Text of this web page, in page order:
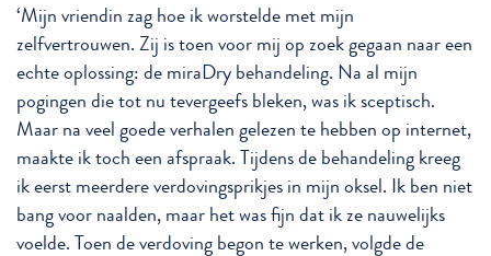
‘Mijn vriendin zag hoe ik worstelde met mijn
zelfvertrouwen. Zij is toen voor mij op zoek gegaan naar een
echte oplossing: de miraDry behandeling. Na al mijn
pogingen die tot nu tevergeefs bleken, was ik sceptisch.
Maar na veel goede verhalen gelezen te hebben op internet,
maakte ik toch een afspraak. Tijdens de behandeling kreeg
ik eerst meerdere verdovingsprikjes in mijn oksel. Ik ben niet
bang voor naalden, maar het was fijn dat ik ze nauwelijks
voelde. Toen de verdoving begon te werken, volgde de